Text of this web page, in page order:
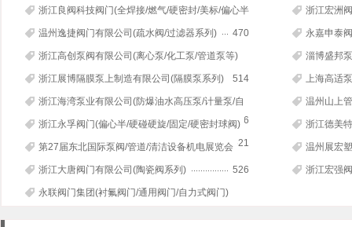
浙江良阀科技阀门(全焊接/燃气/硬密封/美标/偏心半
球阀)
452
浙江宏洲
温州逸捷阀门有限公司(疏水阀/过滤器系列) 470 永嘉申泰
浙江高创泵阀有限公司(离心泵/化工泵/管道泵等)
505
淄博盛邦
浙江展博隔膜泵上制造有限公司(隔膜泵系列) 514
上海高适
设备)
浙江海湾泵业有限公司(防爆油水高压泵/计量泵/自
吸泵/防爆电机)
516
温州山上
浙江永孚阀门(偏心半/硬碰硬旋/固定/硬密封球阀)
521
浙江德美
球阀等)
第27届东北国际泵阀/管道/清洁设备机电展览会
523
温州展宏
料保护套)
浙江大唐阀门有限公司(陶瓷阀系列) 526 浙江宏强
永联阀门集团(衬氟阀门/通用阀门/自力式阀门)